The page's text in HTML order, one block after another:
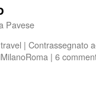
Pavese
travel | Contrassegnato
| 6